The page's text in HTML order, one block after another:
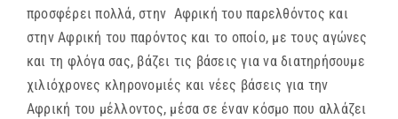
προσφέρει πολλά, στην Αφρική του παρελθόντος και
στην Αφρική του παρόντος και το οποίο, με τους αγώνες
και τη φλόγα σας, βάζει τις βάσεις για να διατηρήσουμε
χιλιόχρονες κληρονομιές και νέες βάσεις για την
Αφρική του μέλλοντος, μέσα σε έναν κόσμο που αλλάζει